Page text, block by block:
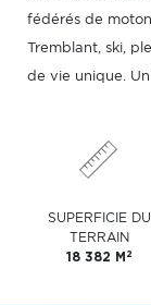
fédérés de
Tremblant, ski,
de vie unique.
SUPERFICIE DU
TERRAIN
18 382 M 2